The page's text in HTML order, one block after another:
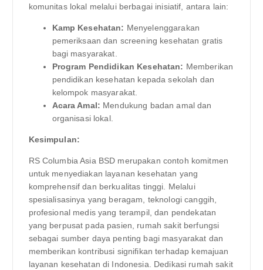
komunitas lokal melalui berbagai inisiatif, antara lain:
Kamp Kesehatan: Menyelenggarakan
pemeriksaan dan screening kesehatan gratis
bagi masyarakat.
Program Pendidikan Kesehatan: Memberikan
pendidikan kesehatan kepada sekolah dan
kelompok masyarakat.
Acara Amal: Mendukung badan amal dan
organisasi lokal.
Kesimpulan:
RS Columbia Asia BSD merupakan contoh komitmen
untuk menyediakan layanan kesehatan yang
komprehensif dan berkualitas tinggi. Melalui
spesialisasinya yang beragam, teknologi canggih,
profesional medis yang terampil, dan pendekatan
yang berpusat pada pasien, rumah sakit berfungsi
sebagai sumber daya penting bagi masyarakat dan
memberikan kontribusi signifikan terhadap kemajuan
layanan kesehatan di Indonesia. Dedikasi rumah sakit